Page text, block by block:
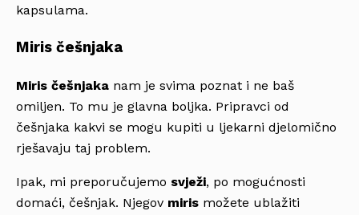
kapsulama.
Miris češnjaka
Miris češnjaka nam je svima poznat i ne baš
omiljen. To mu je glavna boljka. Pripravci od
češnjaka kakvi se mogu kupiti u ljekarni djelomično
rješavaju taj problem.
Ipak, mi preporučujemo svježi, po mogućnosti
domaći, češnjak. Njegov miris možete ublažiti